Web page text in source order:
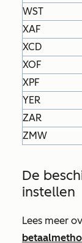
WST
XAF
XCD
XOF
XPF
YER
ZAR
ZMW
De
instellen
Lees meer